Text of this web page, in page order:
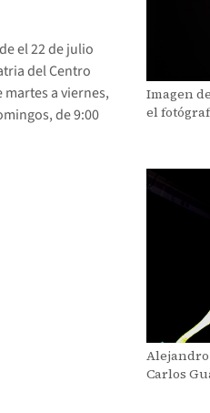
el 22 de julio
del Centro
martes a viernes,
de 9:00
Imagen
el
Alejandro
Carlos